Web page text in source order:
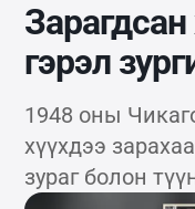
гэрэл
1948 оны
хүүхдээ
зураг болон